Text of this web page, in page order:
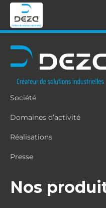
Société
Domaines d’activité
Réalisations
Presse
Nos